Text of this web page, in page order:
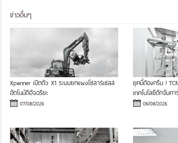
ข่าวอื่นๆ
Xpanner เปิดตัว X1 ระบบยกแผงโซลาร์เซลล์
อัตโนมัติอัจฉริยะ
07/08/2026
ยุคนี้ต้องกรีน !
เทคโนโลยีดักจับค
06/08/2026